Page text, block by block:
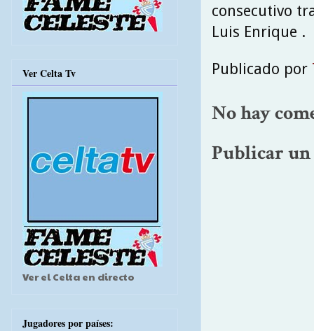
consecutivo
Luis Enrique .
Publicado por
No hay
Publicar
Ver Celta Tv
Ver el Celta en directo
Jugadores por países: